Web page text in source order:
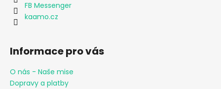
FB Messenger
kaamo.cz
Informace pro vás
O nás - Naše mise
Dopravy a platby